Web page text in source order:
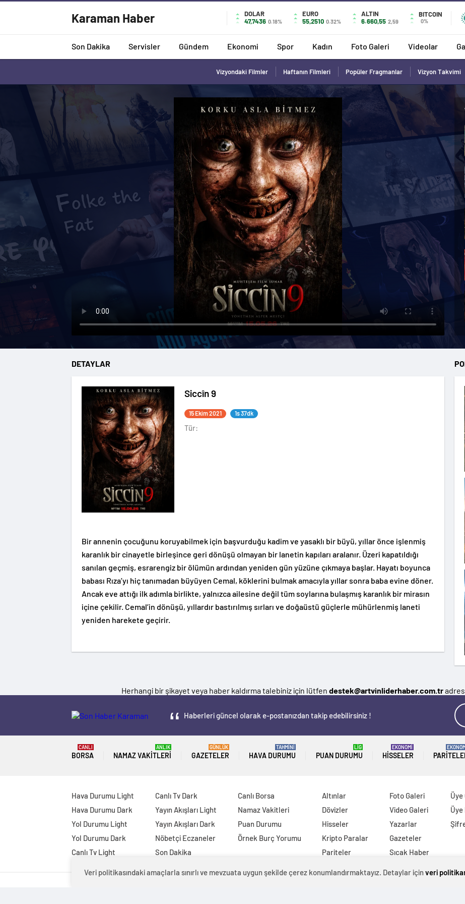
Karaman Haber
DOLAR
47,7436 0.18%
EURO
55,2510 0.32%
ALTIN
6.660,55 2,59
BITCOIN
0%
Son Dakika Servisler Gündem Ekonomi Spor Kadın Foto Galeri Videolar
Vizyondaki Filmler Haftanın Filmleri Popüler Fragmanlar Vizyon Takvimi
DETAYLAR
Siccîn 9
15 Ekim 2021 1s 37dk
Tür:
Bir annenin çocuğunu koruyabilmek için başvurduğu kadim ve yasaklı bir büyü, yıllar önce işlenmiş
karanlık bir cinayetle birleşince geri dönüşü olmayan bir lanetin kapıları aralanır. Üzeri kapatıldığı
sanılan geçmiş, esrarengiz bir ölümün ardından yeniden gün yüzüne çıkmaya başlar. Hayatı boyunca
babası Rıza’yı hiç tanımadan büyüyen Cemal, köklerini bulmak amacıyla yıllar sonra baba evine döner.
Ancak eve attığı ilk adımla birlikte, yalnızca ailesine değil tüm soylarına bulaşmış karanlık bir mirasın
içine çekilir. Cemal’in dönüşü, yıllardır bastırılmış sırları ve doğaüstü güçlerle mühürlenmiş laneti
yeniden harekete geçirir.
Herhangi bir şikayet veya haber kaldırma talebiniz için lütfen destek@artvinliderhaber.com.tr
Haberleri güncel olarak e-postanızdan takip edebilirsiniz !
BORSA
CANLI
NAMAZ VAKITLERI
ANLIK
GAZETELER
GÜNLÜK
HAVA DURUMU
TAHMİNİ
PUAN DURUMU
LİG
HISSELER
EKONOMİ
Hava Durumu Light
Hava Durumu Dark
Yol Durumu Light
Yol Durumu Dark
Canlı Tv Light
Canlı Tv Dark
Yayın Akışları Light
Yayın Akışları Dark
Nöbetçi Eczaneler
Son Dakika
Canlı Borsa
Namaz Vakitleri
Puan Durumu
Örnek Burç Yorumu
Altınlar
Dövizler
Hisseler
Kripto Paralar
Pariteler
Foto Galeri
Video Galeri
Yazarlar
Gazeteler
Sıcak Haber
Üye
Üye
Veri politikasındaki amaçlarla sınırlı ve mevzuata uygun şekilde çerez konumlandırmaktayız. Detaylar için veri